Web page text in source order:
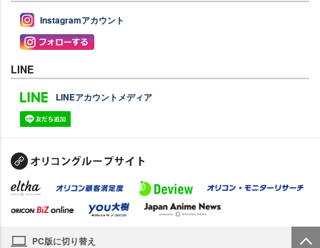
Instagramアカウント
LINE
LINEアカウントメディア
PC版に切り替え